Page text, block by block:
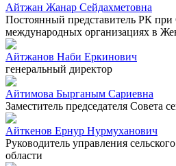
Айтжан Жанар Сейдахметовна
Постоянный представитель РК
международных организациях в
Айтжанов Наби Еркинович
генеральный директор
Айтимова Бырганым Сариевна
Заместитель председателя Совета
Айткенов Ернур Нурмуханович
Руководитель управления
области